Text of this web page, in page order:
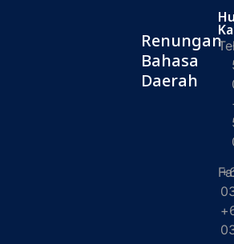
Renungan
Bahasa
Daerah